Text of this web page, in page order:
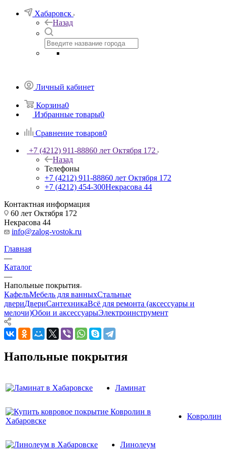
Хабаровск
Назад
Личный кабинет
Корзина0
Избранные товары0
Сравнение товаров0
+7 (4212) 911-88860 лет Октября 172
Назад
Телефоны
+7 (4212) 911-88860 лет Октября 172
+7 (4212) 454-300Некрасова 44
Контактная информация
60 лет Октября 172
Некрасова 44
info@zalog-vostok.ru
Главная
—
Каталог
—
Напольные покрытия
КафельМебель для ванныхСтальные
двериДвериСантехникаВсё для ремонта (аксессуары и
мелочи)Обои и аксессуарыЭлектроинструмент
Напольные покрытия
Ламинат
Ковролин
Линолеум